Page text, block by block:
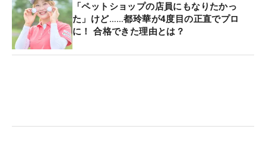
「ペットショップの店員にもなりたかっ
た」けど……都玲華が4度目の正直でプロ
に！ 合格できた理由とは？